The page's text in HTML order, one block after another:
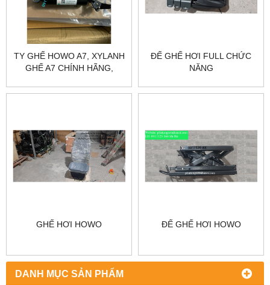
DANH MỤC SẢN PHẨM
TY GHẾ HOWO A7, XYLANH
GHẾ A7 CHÍNH HÃNG,
KÉO HOWO A7
ĐẾ GHẾ HƠI FULL CHỨC
NĂNG
GHẾ HƠI HOWO ĐẾ GHẾ HƠI HOWO